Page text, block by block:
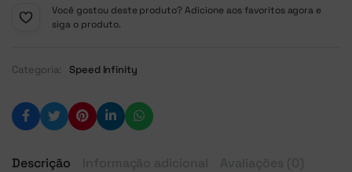
Você gostou deste produto? Adicione aos favoritos agora e
siga o produto.
Categoria: Speed Infinity
Descrição